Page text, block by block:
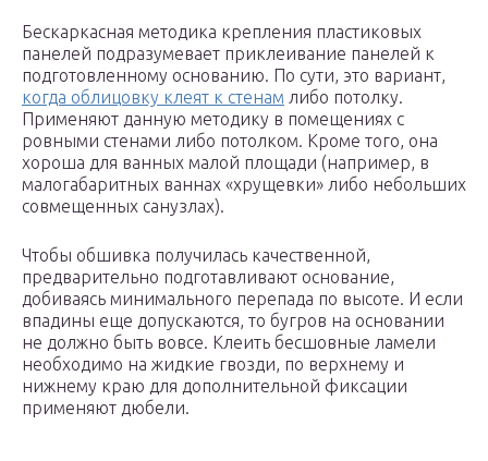
Бескаркасная методика крепления пластиковых
панелей подразумевает приклеивание панелей к
подготовленному основанию. По сути, это вариант,
когда облицовку клеят к стенам либо потолку.
Применяют данную методику в помещениях с
ровными стенами либо потолком. Кроме того, она
хороша для ванных малой площади (например, в
малогабаритных ваннах «хрущевки» либо небольших
совмещенных санузлах).
Чтобы обшивка получилась качественной,
предварительно подготавливают основание,
добиваясь минимального перепада по высоте. И если
впадины еще допускаются, то бугров на основании
не должно быть вовсе. Клеить бесшовные ламели
необходимо на жидкие гвозди, по верхнему и
нижнему краю для дополнительной фиксации
применяют дюбели.